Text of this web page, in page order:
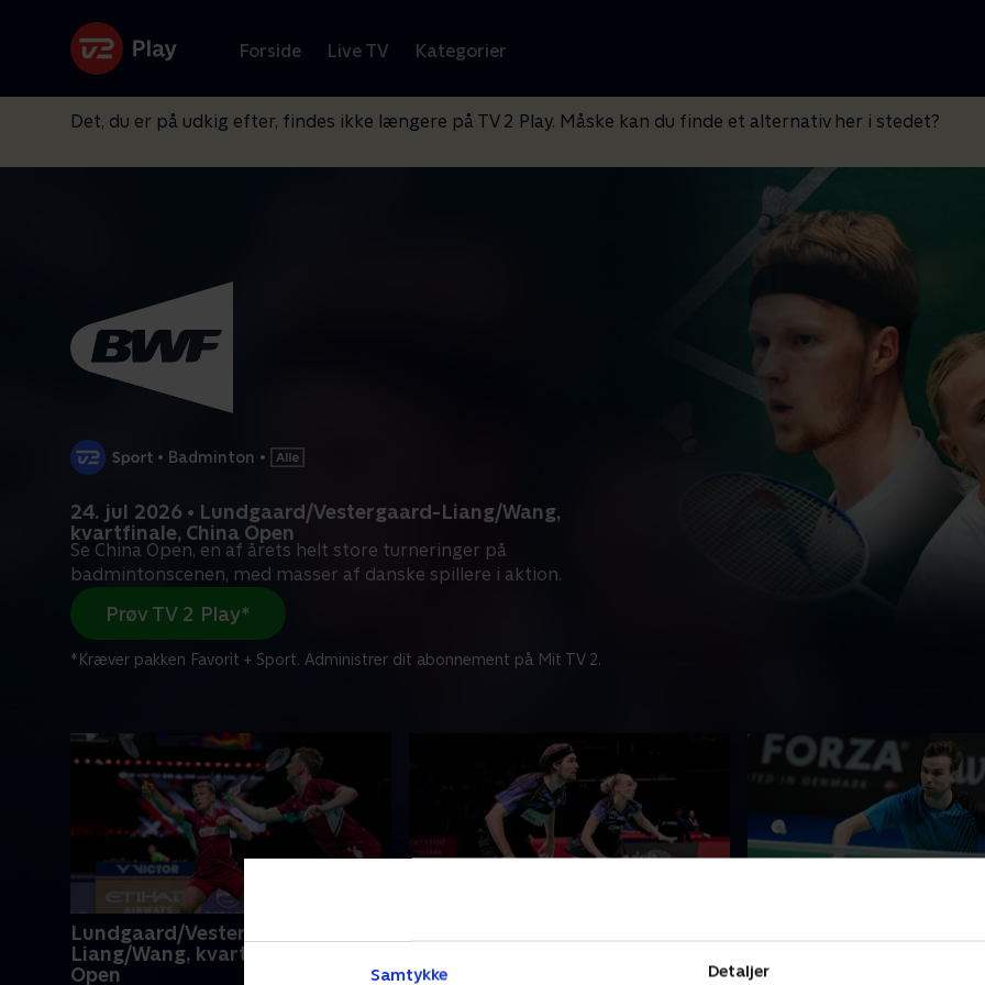
Samtykke Detaljer
Forside Live TV Kategorier
Det, du er på udkig efter, findes ikke længere på TV 2 Play. Måske kan du finde et alternativ her i stedet?
• Badminton •
24. jul 2026 • Lundgaard/Vestergaard-Liang/Wang,
kvartfinale, China Open
Se China Open, en af årets helt store turneringer på
badmintonscenen, med masser af danske spillere i aktion.
Prøv TV 2 Play*
*Kræver pakken Favorit + Sport. Administrer dit abonnement på Mit TV 2.
Lundgaard/Vestergaard-
Liang/Wang, kvartfinale, China
Open
China Open
Se China Open, en af årets